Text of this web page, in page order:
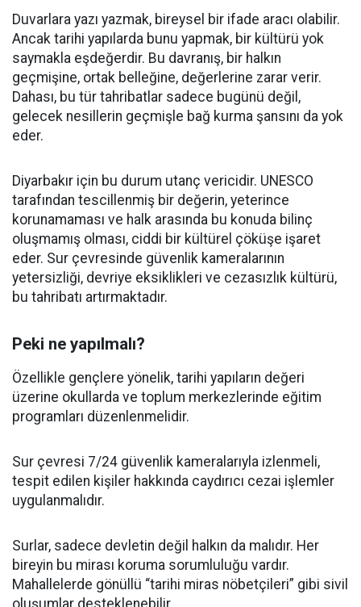
Duvarlara yazı yazmak, bireysel bir ifade aracı olabilir.
Ancak tarihi yapılarda bunu yapmak, bir kültürü yok
saymakla eşdeğerdir. Bu davranış, bir halkın
geçmişine, ortak belleğine, değerlerine zarar verir.
Dahası, bu tür tahribatlar sadece bugünü değil,
gelecek nesillerin geçmişle bağ kurma şansını da yok
eder.
Diyarbakır için bu durum utanç vericidir. UNESCO
tarafından tescillenmiş bir değerin, yeterince
korunamaması ve halk arasında bu konuda bilinç
oluşmamış olması, ciddi bir kültürel çöküşe işaret
eder. Sur çevresinde güvenlik kameralarının
yetersizliği, devriye eksiklikleri ve cezasızlık kültürü,
bu tahribatı artırmaktadır.
Peki ne yapılmalı?
Özellikle gençlere yönelik, tarihi yapıların değeri
üzerine okullarda ve toplum merkezlerinde eğitim
programları düzenlenmelidir.
Sur çevresi 7/24 güvenlik kameralarıyla izlenmeli,
tespit edilen kişiler hakkında caydırıcı cezai işlemler
uygulanmalıdır.
Surlar, sadece devletin değil halkın da malıdır. Her
bireyin bu mirası koruma sorumluluğu vardır.
Mahallelerde gönüllü “tarihi miras nöbetçileri” gibi sivil
oluşumlar desteklenebilir.